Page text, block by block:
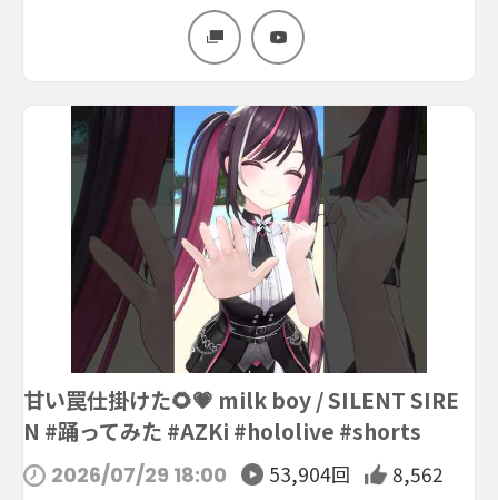
甘い罠仕掛けた🌻💗 milk boy / SILENT SIRE
N #踊ってみた #AZKi #hololive #shorts
2026/07/29 18:00 53,904回
8,562